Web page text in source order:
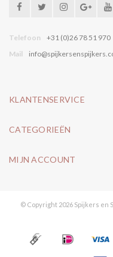
Telefoon
+31 (0)26 78 51 970
Mail
KLANTENSERVICE
CATEGORIEËN
MIJN ACCOUNT
© Copyright 2026 Spijkers en